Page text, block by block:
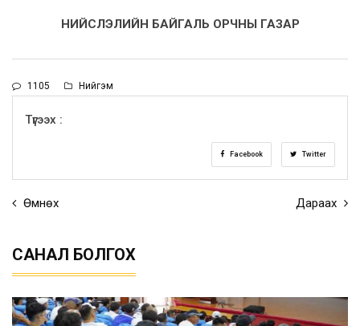
НИЙСЛЭЛИЙН БАЙГАЛЬ ОРЧНЫ ГАЗАР
1105 Нийгэм
Түгээх :
Facebook Twitter
Өмнөх Дараах
САНАЛ БОЛГОХ